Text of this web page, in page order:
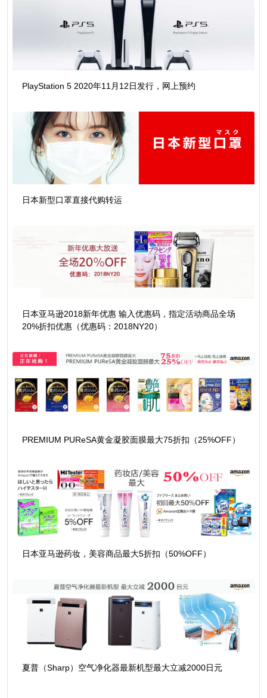
PlayStation 5 2020年11月12日发行，网上预约
日本新型口罩直接代购转运
日本亚马逊2018新年优惠 输入优惠码，指定活动商品全场
20%折扣优惠（优惠码：2018NY20）
PREMIUM PUReSA黄金凝胶面膜最大75折扣（25%OFF）
日本亚马逊药妆，美容商品最大5折扣（50%OFF）
夏普（Sharp）空气净化器最新机型最大立减2000日元